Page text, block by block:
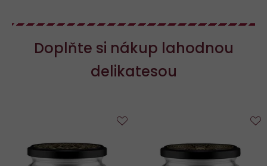
Doplňte si nákup lahodnou
delikatesou
oblíbených